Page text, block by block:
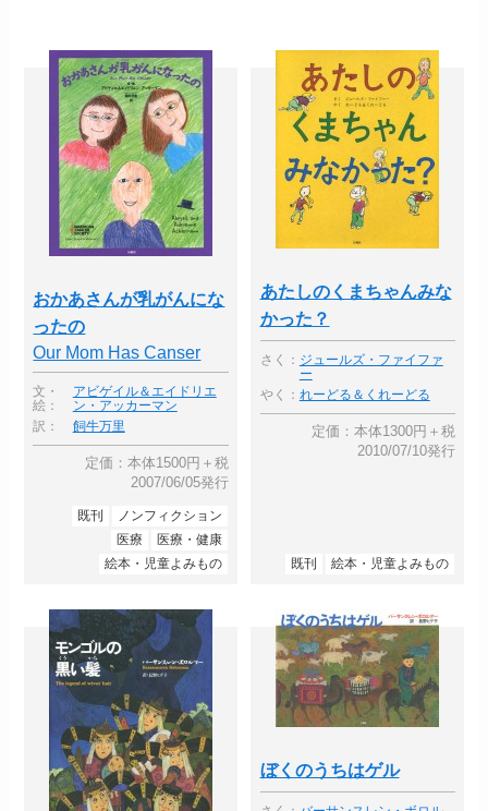
おかあさんが乳がんにな
ったの
Our Mom Has Canser
文・
絵：
アビゲイル＆エイドリエ
ン・アッカーマン
訳：
飼牛万里
定価：本体1500円＋税
2007/06/05発行
既刊
ノンフィクション
医療
医療・健康
絵本・児童よみもの
あたしのくまちゃんみな
かった？
さく： ジュールズ・ファイファ
ー
やく： れーどる＆くれーどる
定価：本体1300円＋税
2010/07/10発行
既刊 絵本・児童よみもの
ぼくのうちはゲル